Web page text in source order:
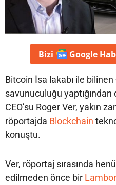
Bizi Google
Bitcoin İsa lakabı ile
savunuculuğu yaptığından
CEO’su Roger Ver, yakın
röportajda Blockchain
konuştu.
Ver, röportaj sırasında
edilmeden önce bir